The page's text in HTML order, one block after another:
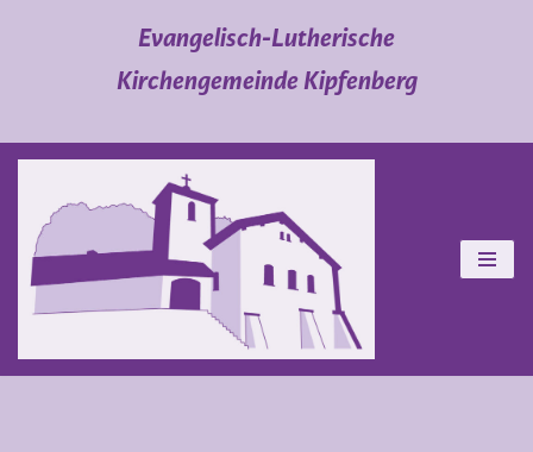
Evangelisch-Lutherische
Kirchengemeinde Kipfenberg